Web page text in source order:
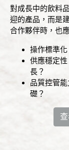
對成長中的飲料
迎的產品，而是
合作夥伴時，也
操作標準
供應穩定
長？
品質控管
礎？